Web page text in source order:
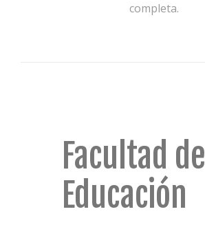
completa.
Facultad de
Educación